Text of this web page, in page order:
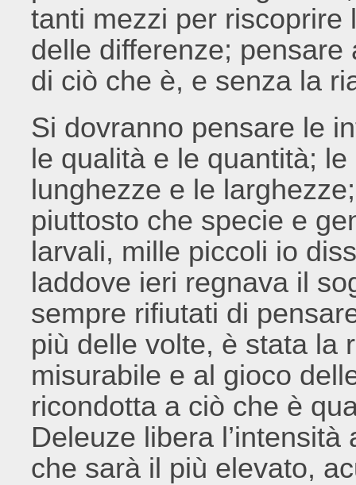
tanti mezzi per riscoprire
delle differenze; pensare
di ciò che è, e senza la
Si dovranno pensare le
le qualità e le quantità;
lunghezze e le
piuttosto che specie e
larvali, mille piccoli io
laddove ieri regnava il
sempre rifiutati di
più delle volte, è stata la
misurabile e al gioco
ricondotta a ciò che è
Deleuze libera
che sarà il più elevato,